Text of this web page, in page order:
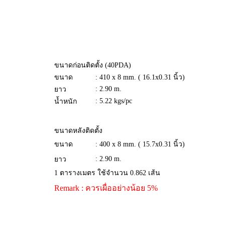
ขนาดก่อนติดตั้ง (40PDA)
ขนาด
: 410 x 8 mm. ( 16.1x0.31 นิ้ว)
ยาว
: 2.90 m.
น้ำหนัก
: 5.22 kgs/pc
ขนาดหลังติดตั้ง
ขนาด
: 400 x 8 mm. ( 15.7x0.31 นิ้ว)
ยาว
: 2.90 m.
1 ตารางเมตร ใช้จำนวน 0.862 เส้น
Remark : ควรเผื่ออย่างน้อย 5%